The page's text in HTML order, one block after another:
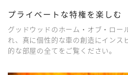
プライベートな特権を楽しむ
グッドウッドのホーム・オブ・ロー
れ、真に個性的な車の創造にインス
的な部屋の全てをご覧ください。